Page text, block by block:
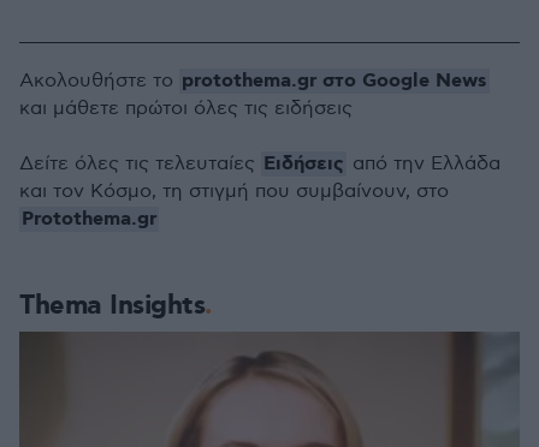
Thema Insights
Ακολουθήστε το protothema.gr στο Google News
και μάθετε πρώτοι όλες τις ειδήσεις
Δείτε όλες τις τελευταίες Ειδήσεις από την Ελλάδα
και τον Κόσμο, τη στιγμή που συμβαίνουν, στο
Protothema.gr